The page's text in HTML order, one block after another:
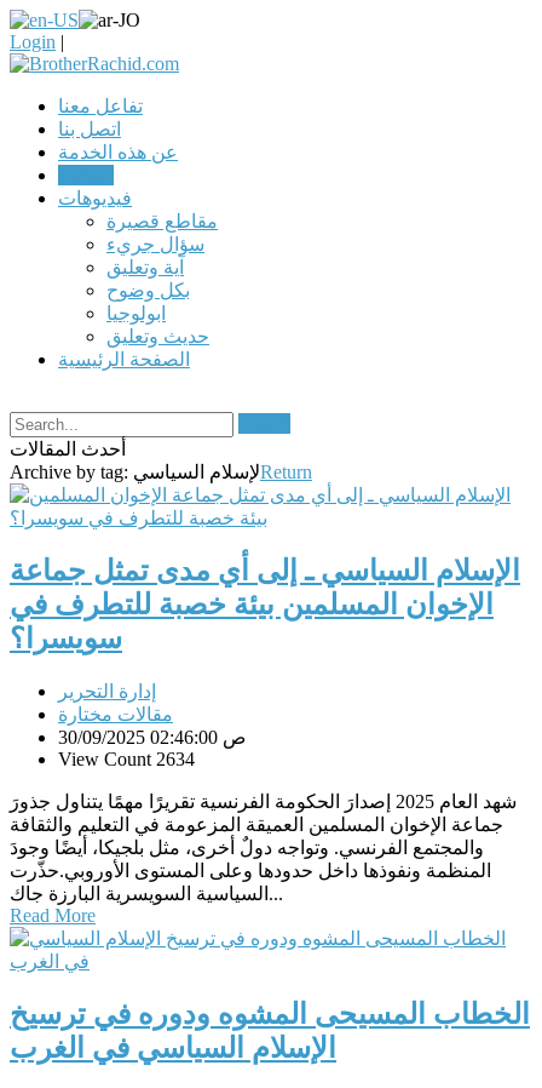
Login |
تفاعل معنا
اتصل بنا
عن هذه الخدمة
فيديوهات
مقاطع قصيرة
سؤال جريء
آية وتعليق
بكل وضوح
ابولوجيا
حديث وتعليق
الصفحة الرئيسية
أحدث المقالات
Archive by tag: لإسلام السياسيReturn
الإسلام السياسي ـ إلى أي مدى تمثل جماعة
الإخوان المسلمين بيئة خصبة للتطرف في
سويسرا؟
إدارة التحرير
مقالات مختارة
30/09/2025 02:46:00 ص
View Count 2634
شهد العام 2025 إصدارَ الحكومة الفرنسية تقريرًا مهمًا يتناول جذورَ
جماعة الإخوان المسلمين العميقة المزعومة في التعليم والثقافة
والمجتمع الفرنسي. وتواجه دولٌ أخرى، مثل بلجيكا، أيضًا وجودَ
المنظمة ونفوذها داخل حدودها وعلى المستوى الأوروبي.حذّرت
السياسية السويسرية البارزة جاك...
Read More
الخطاب المسيحى المشوه ودوره في ترسيخ
الإسلام السياسي في الغرب